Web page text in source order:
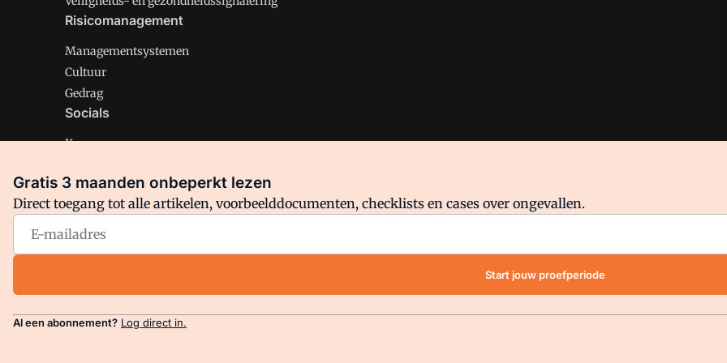
Risicomanagement
Managementsystemen
Cultuur
Gedrag
Socials
X
Facebook
Arbo is onderdeel van VMN media. Lees inons manifestwaar VMN media voor staat. Op gebruik van deze site zijn de
Gratis 3 maanden onbeperkt lezen
Direct toegang tot alle artikelen, voorbeelddocumenten, checklists en cases over ongevallen.
Start jouw proefperiode
Al een abonnement? Log direct in.